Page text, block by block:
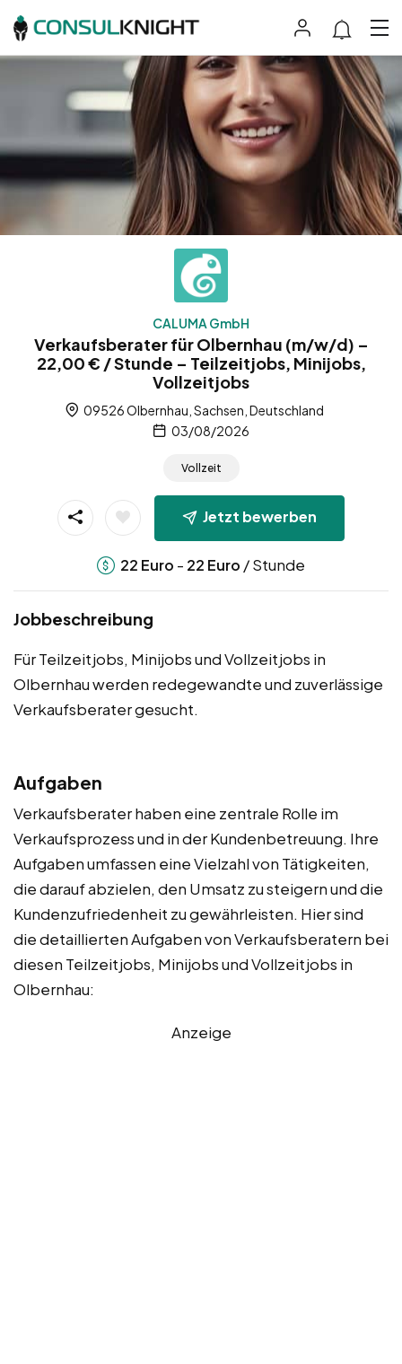
CALUMA GmbH
Verkaufsberater für Olbernhau (m/w/d) –
22,00 € / Stunde – Teilzeitjobs, Minijobs,
Vollzeitjobs
09526 Olbernhau, Sachsen, Deutschland
03/08/2026
Vollzeit
Jetzt bewerben
22 Euro - 22 Euro / Stunde
Jobbeschreibung
Für Teilzeitjobs, Minijobs und Vollzeitjobs in
Olbernhau werden redegewandte und zuverlässige
Verkaufsberater gesucht.
Aufgaben
Verkaufsberater haben eine zentrale Rolle im
Verkaufsprozess und in der Kundenbetreuung. Ihre
Aufgaben umfassen eine Vielzahl von Tätigkeiten,
die darauf abzielen, den Umsatz zu steigern und die
Kundenzufriedenheit zu gewährleisten. Hier sind
die detaillierten Aufgaben von Verkaufsberatern bei
diesen Teilzeitjobs, Minijobs und Vollzeitjobs in
Olbernhau:
Anzeige